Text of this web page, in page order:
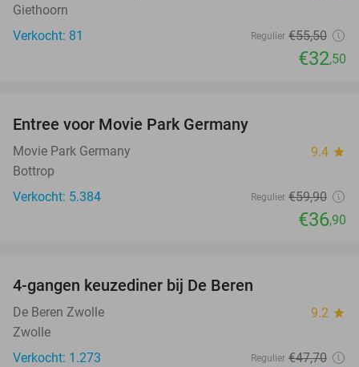
Giethoorn
Verkocht: 81
Regulier €55,50
€32,50
Entree voor Movie Park Germany
Movie Park Germany 9.4 star
Bottrop
Verkocht: 5.384
Regulier €59,90
€36,90
4-gangen keuzediner bij De Beren
De Beren Zwolle 9.2 star
Zwolle
Verkocht: 1.273
Regulier €47,70